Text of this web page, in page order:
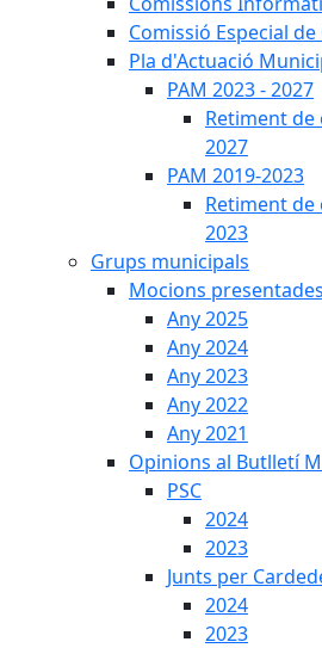
Comissió Especial
Pla d'Actuació
PAM 2023 - 2027
Retiment de
2027
PAM 2019-2023
Retiment de
2023
Grups municipals
Mocions presentades
Any 2025
Any 2024
Any 2023
Any 2022
Any 2021
Opinions al Butlletí
PSC
2024
2023
Junts per
2024
2023